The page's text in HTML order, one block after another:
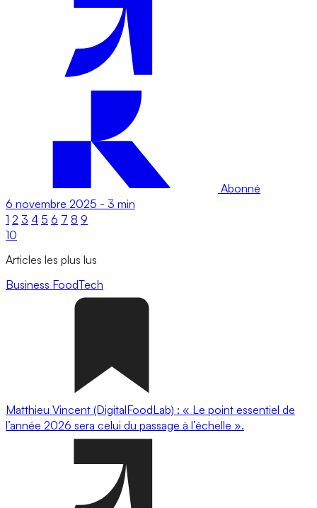
Abonné
6 novembre 2025 - 3 min
1 2 3 4 5 6 7 8 9
10
Articles les plus lus
Business FoodTech
Matthieu Vincent (DigitalFoodLab) : « Le point essentiel de
l’année 2026 sera celui du passage à l’échelle ».